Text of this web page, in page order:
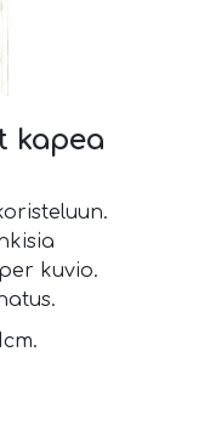
kapea
kuvio.